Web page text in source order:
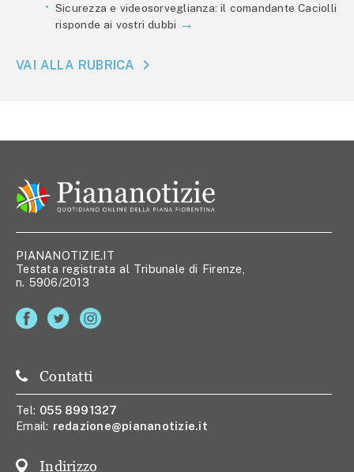
Sicurezza e videosorveglianza: il comandante Caciolli
risponde ai vostri dubbi
VAI ALLA RUBRICA
PIANANOTIZIE.IT
Testata registrata al Tribunale di Firenze,
n. 5906/2013
Contatti
Tel: 055 8991327
Email: redazione@piananotizie.it
Indirizzo